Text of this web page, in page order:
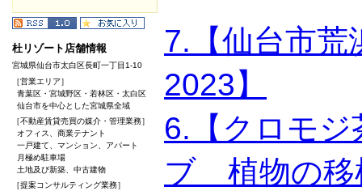
7.【仙台市
2023】
6.【クロモ
ブ 植物の移
杜リゾート店舗情報
宮城県仙台市太白区長町一丁目1-10
［営業エリア］
青葉区・宮城野区・若林区・太白区
仙台市を中心とした宮城県全域
［不動産賃貸売買の媒介・管理業務］
オフィス、商業テナント
一戸建て、マンション、アパート
月極め駐車場
土地及び新築、中古建物
［提案コンサルティング業務］